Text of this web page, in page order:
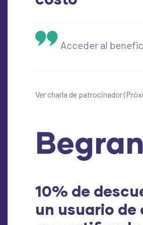
Acceder al
Ver charla de patrocinador
10% de
un usuario de